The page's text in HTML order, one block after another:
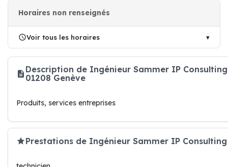
Horaires non renseignés
Voir tous les horaires
Description de Ingénieur Sammer IP Consulting
01208 Genève
Produits, services entreprises
Prestations de Ingénieur Sammer IP Consulting